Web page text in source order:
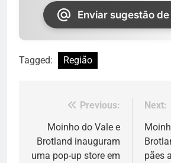
Enviar sugestão
Tagged: Região
Navegação
Post
Previous:
Moinho do Vale e
Brotland inauguram
uma pop-up store em
Next:
pães